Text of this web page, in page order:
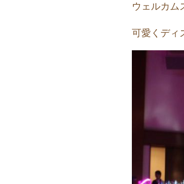
ウェルカム
可愛くディ